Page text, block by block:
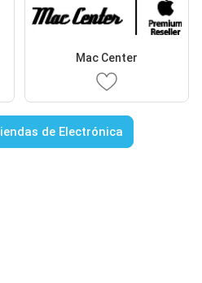
Mac Center
de Electrónica